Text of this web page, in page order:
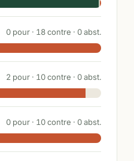
0 pour · 18contre · 0abst.
2 pour · 10contre · 0abst.
0 pour · 10contre · 0abst.